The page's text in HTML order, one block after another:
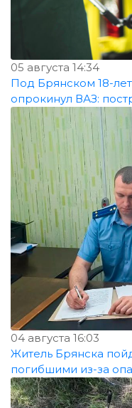
05 августа 14:34
Под Брянском 18-
опрокинул ВАЗ:
04 августа 16:03
Житель Брянска
погибшими из-за